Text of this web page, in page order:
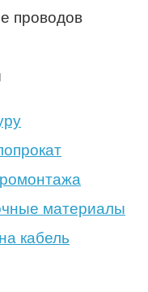
проводов
материалы
кабель